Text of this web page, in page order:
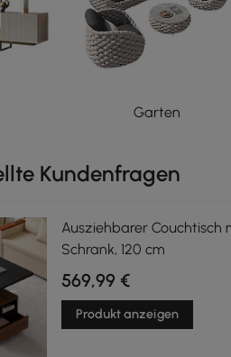
Garten
Kundenfragen
Ausziehbarer Couchtisch
Schrank, 120 cm
569,99 €
Produkt anzeigen